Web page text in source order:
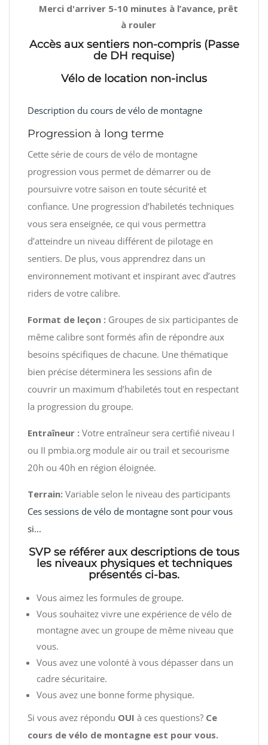
Merci d'arriver 5-10 minutes à l’avance, prêt
à rouler
Accès aux sentiers non-compris (Passe
de DH requise)
Vélo de location non-inclus
Description du cours de vélo de montagne
Progression à long terme
Cette série de cours de vélo de montagne
progression vous permet de démarrer ou de
poursuivre votre saison en toute sécurité et
confiance. Une progression d’habiletés techniques
vous sera enseignée, ce qui vous permettra
d’atteindre un niveau différent de pilotage en
sentiers. De plus, vous apprendrez dans un
environnement motivant et inspirant avec d’autres
riders de votre calibre.
Format de leçon : Groupes de six participantes de
même calibre sont formés afin de répondre aux
besoins spécifiques de chacune. Une thématique
bien précise déterminera les sessions afin de
couvrir un maximum d’habiletés tout en respectant
la progression du groupe.
Entraîneur : Votre entraîneur sera certifié niveau I
ou II pmbia.org module air ou trail et secourisme
20h ou 40h en région éloignée.
Terrain: Variable selon le niveau des participants
Ces sessions de vélo de montagne sont pour vous
si...
SVP se référer aux descriptions de tous
les niveaux physiques et techniques
présentés ci-bas.
Vous aimez les formules de groupe.
Vous souhaitez vivre une expérience de vélo de
montagne avec un groupe de même niveau que
vous.
Vous avez une volonté à vous dépasser dans un
cadre sécuritaire.
Vous avez une bonne forme physique.
Si vous avez répondu OUI à ces questions? Ce
cours de vélo de montagne est pour vous.